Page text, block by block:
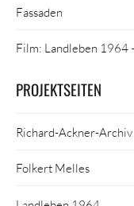
Fassaden
Film: Landleben 1964
PROJEKTSEITEN
Richard-Ackner-Archiv
Folkert Melles